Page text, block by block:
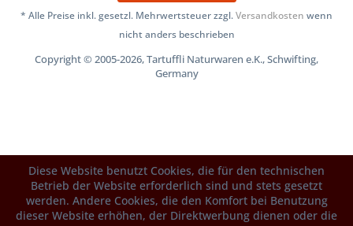
* Alle Preise inkl. gesetzl. Mehrwertsteuer zzgl.Versandkosten wenn
nicht anders beschrieben
Copyright © 2005-2026, Tartuffli Naturwaren e.K., Schwifting,
Germany
Diese Website benutzt Cookies, die für den technischen
Betrieb der Website erforderlich sind und stets gesetzt
werden. Andere Cookies, die den Komfort bei Benutzung
dieser Website erhöhen, der Direktwerbung dienen oder die